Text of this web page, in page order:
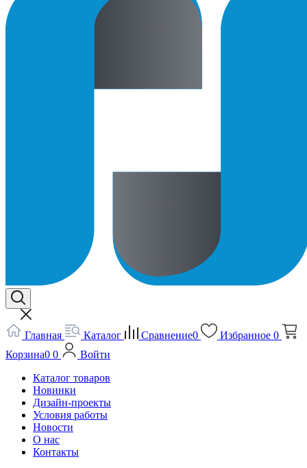
Главная Каталог Сравнение0 Избранное 0
Корзина0 0
Войти
Каталог товаров
Новинки
Дизайн-проекты
Условия работы
Новости
О нас
Контакты